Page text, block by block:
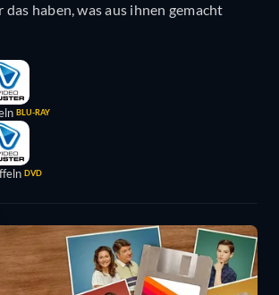
haben, was aus ihnen gemacht
BLU-RAY
DVD